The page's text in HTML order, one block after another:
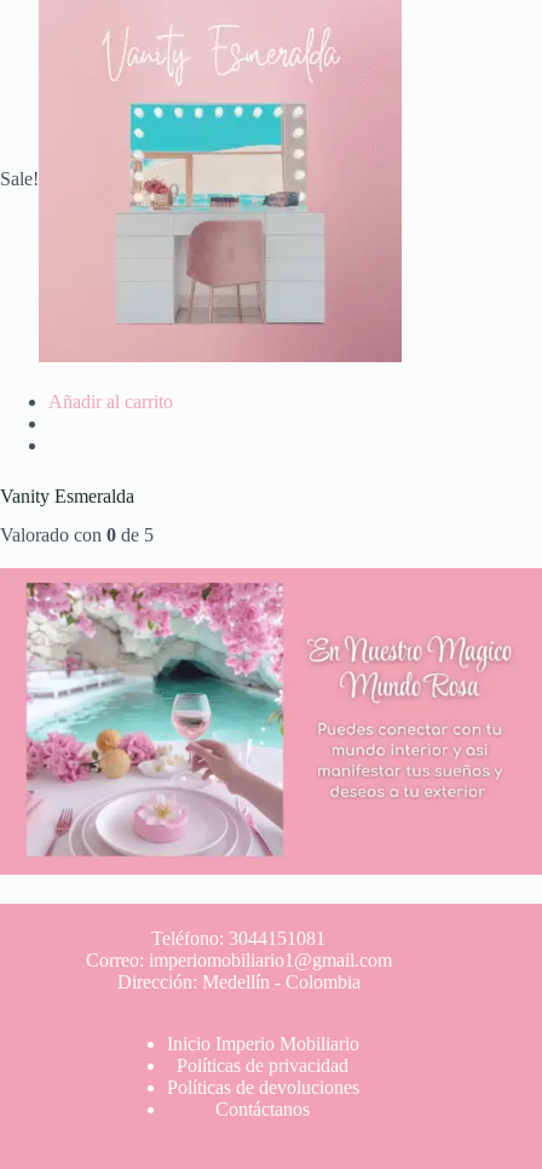
Sale!
Añadir al carrito
Vanity Esmeralda
Valorado con 0 de 5
Teléfono: 3044151081
Correo: imperiomobiliario1@gmail.com
Dirección: Medellín - Colombia
Inicio Imperio Mobiliario
Políticas de privacidad
Políticas de devoluciones
Contáctanos